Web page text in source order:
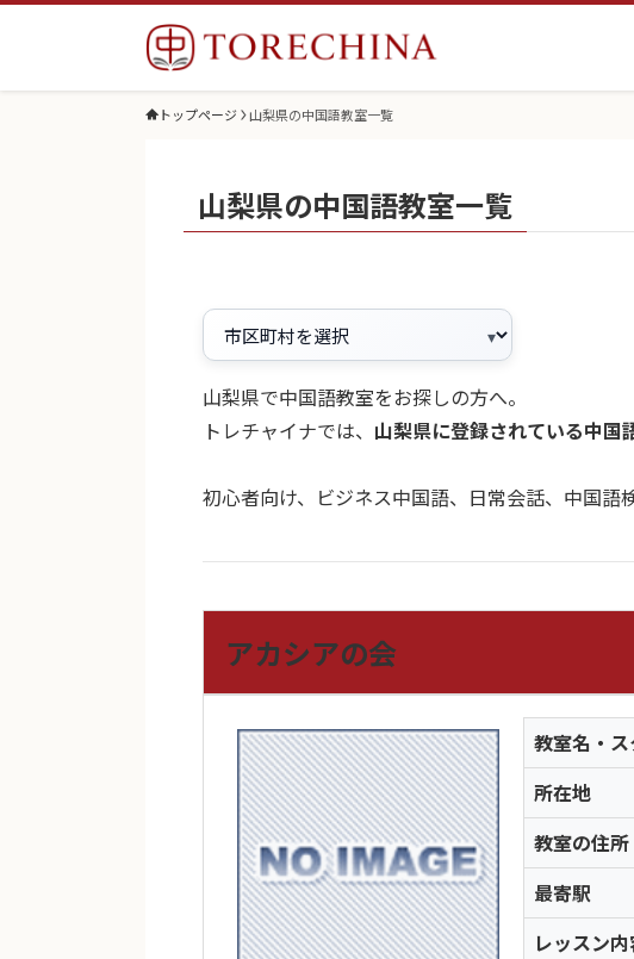
トップページ 山梨県の中国語教室一覧
山梨県の中国語教室一覧
山梨県で中国語教室をお探しの方へ。
トレチャイナでは、 山梨県に登録されている中国
初心者向け、ビジネス中国語、日常会話、中国
アカシアの会
教室名・
所在地
教室の住所
最寄駅
レッスン